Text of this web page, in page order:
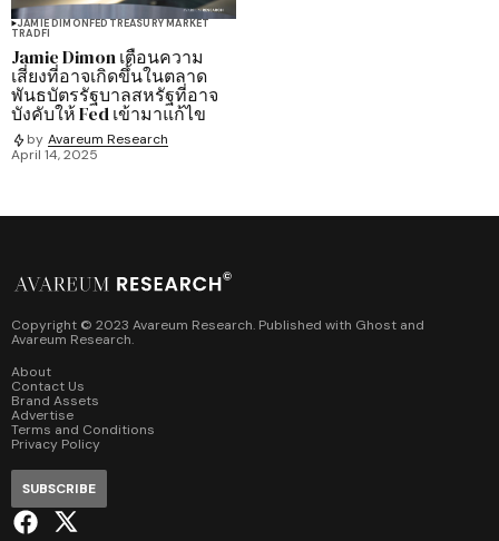
JAMIE DIMONFEDTREASURY MARKET
TRADFI
Jamie Dimon เตือนความ
เสี่ยงที่อาจเกิดขึ้นในตลาด
พันธบัตรรัฐบาลสหรัฐที่อาจ
บังคับให้ Fed เข้ามาแก้ไข
by Avareum Research
April 14, 2025
Copyright © 2023 Avareum Research. Published with Ghost and
Avareum Research.
About
Contact Us
Brand Assets
Advertise
Terms and Conditions
Privacy Policy
SUBSCRIBE